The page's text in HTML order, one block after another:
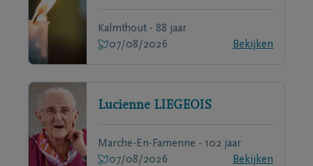
Kalmthout - 88 jaar
07/08/2026
Bekijken
Lucienne LIEGEOIS
Marche-En-Famenne - 102 jaar
07/08/2026
Bekijken